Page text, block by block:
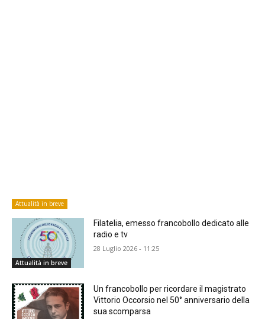
Attualità in breve
Attualità in breve
Filatelia, emesso francobollo dedicato alle
radio e tv
28 Luglio 2026 - 11:25
Un francobollo per ricordare il magistrato
Vittorio Occorsio nel 50° anniversario della
sua scomparsa